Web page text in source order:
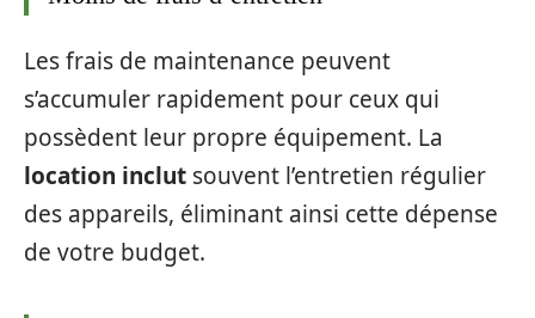
Les frais de maintenance peuvent
s’accumuler rapidement pour ceux qui
possèdent leur propre équipement. La
location inclut souvent l’entretien régulier
des appareils, éliminant ainsi cette dépense
de votre budget.